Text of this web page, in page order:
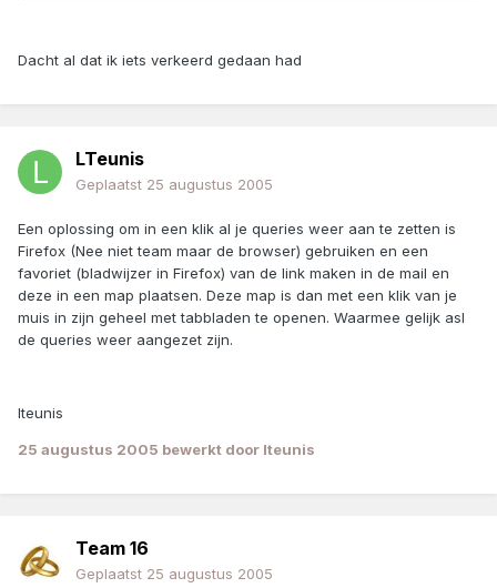
Dacht al dat ik iets verkeerd gedaan had
LTeunis
Geplaatst 25 augustus 2005
Een oplossing om in een klik al je queries weer aan te zetten is
Firefox (Nee niet team maar de browser) gebruiken en een
favoriet (bladwijzer in Firefox) van de link maken in de mail en
deze in een map plaatsen. Deze map is dan met een klik van je
muis in zijn geheel met tabbladen te openen. Waarmee gelijk asl
de queries weer aangezet zijn.
lteunis
25 augustus 2005 bewerkt door lteunis
Team 16
Geplaatst 25 augustus 2005